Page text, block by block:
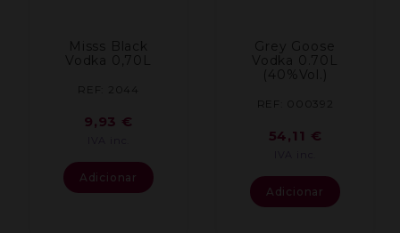
Misss Black
Vodka 0,70L
REF: 2044
9,93 €
Adicionar
Grey Goose
Vodka 0.70L
(40%Vol.)
REF: 000392
54,11 €
Adicionar